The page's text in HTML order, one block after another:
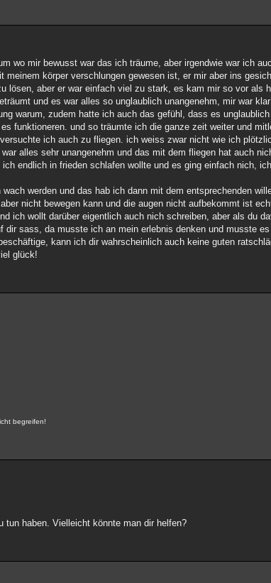
wo mir bewusst war das ich träume, aber irgendwie war ich
körper verschlungen gewesen ist, er mir aber ins
lösen, aber er war einfach viel zu stark, es kam mir so vor als
und es war alles so unglaublich unangenehm, mir war
warum, zudem hatte ich auch das gefühl, dass es
funktioneren. und so träumte ich die ganze zeit weiter und
ich auch zu fliegen. ich weiss zwar nicht wie ich
alles sehr unangenehm und das mit dem fliegen hat auch
endlich in frieden schlafen wollte und es ging einfach nich,
werden und das hab ich dann mit dem entsprechenden
nicht bewegen kann und die augen nicht aufbekommt ist
ich wollt darüber eigentlich auch nich schreiben, aber als du
dir sass, da musste ich an mein erlebnis denken und musste
kann ich dir wahrscheinlich auch keine guten
glück!
begreifen!
tun haben. Vielleicht könnte man dir helfen?